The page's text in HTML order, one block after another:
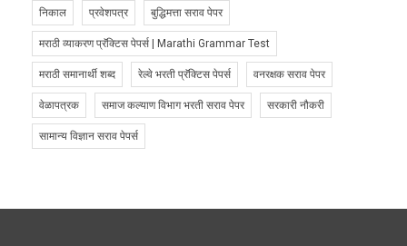
निकाल प्रवेशपत्र बुद्धिमत्ता सराव पेपर
मराठी व्याकरण प्रॅक्टिस पेपर्स | Marathi Grammar Test
मराठी समानार्थी शब्द रेल्वे भरती प्रॅक्टिस पेपर्स वनरक्षक सराव पेपर
वेळापत्रक समाज कल्याण विभाग भरती सराव पेपर सरकारी नौकरी
सामान्य विज्ञान सराव पेपर्स